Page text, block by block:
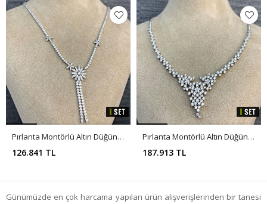
Pırlanta Montörlü Altın Düğün Takı Seti SET0004
126.841 TL
Pırlanta Montörlü Altın Düğün Takı Seti SET0002
187.913 TL
Günümüzde en çok harcama yapılan ürün alışverişlerinden bir tanesi